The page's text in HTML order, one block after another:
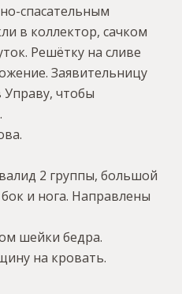
спасательным
в коллектор, сачком
Решётку на сливе
Заявительницу
Управу, чтобы
2 группы, большой
и нога. Направлены
шейки бедра.
на кровать.